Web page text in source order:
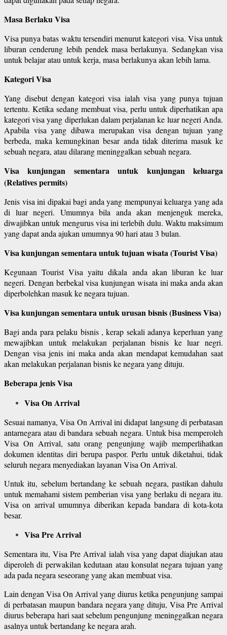
Masa Berlaku Visa
Visa punya batas waktu tersendiri menurut kategori visa. Visa untuk
liburan cenderung lebih pendek masa berlakunya. Sedangkan visa
untuk belajar atau untuk kerja, masa berlakunya akan lebih lama.
Kategori Visa
Yang disebut dengan kategori visa ialah visa yang punya tujuan
tertentu. Ketika sedang membuat visa, perlu untuk diperhatikan apa
kategori visa yang diperlukan dalam perjalanan ke luar negeri Anda.
Apabila visa yang dibawa merupakan visa dengan tujuan yang
berbeda, maka kemungkinan besar anda tidak diterima masuk ke
sebuah negara, atau dilarang meninggalkan sebuah negara.
Visa kunjungan sementara untuk kunjungan keluarga
(Relatives permits)
Jenis visa ini dipakai bagi anda yang mempunyai keluarga yang ada
di luar negeri. Umumnya bila anda akan menjenguk mereka,
diwajibkan untuk mengurus visa ini terlebih dulu. Waktu maksimum
yang dapat anda ajukan umumnya 90 hari atau 3 bulan.
Visa kunjungan sementara untuk tujuan wisata (Tourist Visa)
Kegunaan Tourist Visa yaitu dikala anda akan liburan ke luar
negeri. Dengan berbekal visa kunjungan wisata ini maka anda akan
diperbolehkan masuk ke negara tujuan.
Visa kunjungan sementara untuk urusan bisnis (Business Visa)
Bagi anda para pelaku bisnis , kerap sekali adanya keperluan yang
mewajibkan untuk melakukan perjalanan bisnis ke luar negri.
Dengan visa jenis ini maka anda akan mendapat kemudahan saat
akan melakukan perjalanan bisnis ke negara yang dituju.
Beberapa jenis Visa
Visa On Arrival
Sesuai namanya, Visa On Arrival ini didapat langsung di perbatasan
antarnegara atau di bandara sebuah negara. Untuk bisa memperoleh
Visa On Arrival, satu orang pengunjung wajib memperlihatkan
dokumen identitas diri berupa paspor. Perlu untuk diketahui, tidak
seluruh negara menyediakan layanan Visa On Arrival.
Untuk itu, sebelum bertandang ke sebuah negara, pastikan dahulu
untuk memahami sistem pemberian visa yang berlaku di negara itu.
Visa on arrival umumnya diberikan kepada bandara di kota-kota
besar.
Visa Pre Arrival
Sementara itu, Visa Pre Arrival ialah visa yang dapat diajukan atau
diperoleh di perwakilan kedutaan atau konsulat negara tujuan yang
ada pada negara seseorang yang akan membuat visa.
Lain dengan Visa On Arrival yang diurus ketika pengunjung sampai
di perbatasan maupun bandara negara yang dituju, Visa Pre Arrival
diurus beberapa hari saat sebelum pengunjung meninggalkan negara
asalnya untuk bertandang ke negara arah.